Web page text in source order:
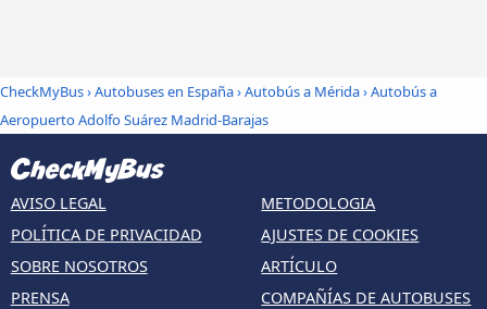
CheckMyBus›Autobuses en España›Autobús a Mérida›Autobús a
Aeropuerto Adolfo Suárez Madrid-Barajas
AVISO LEGAL
POLÍTICA DE PRIVACIDAD
SOBRE NOSOTROS
PRENSA
METODOLOGIA
AJUSTES DE COOKIES
ARTÍCULO
COMPAÑÍAS DE AUTOBUSES